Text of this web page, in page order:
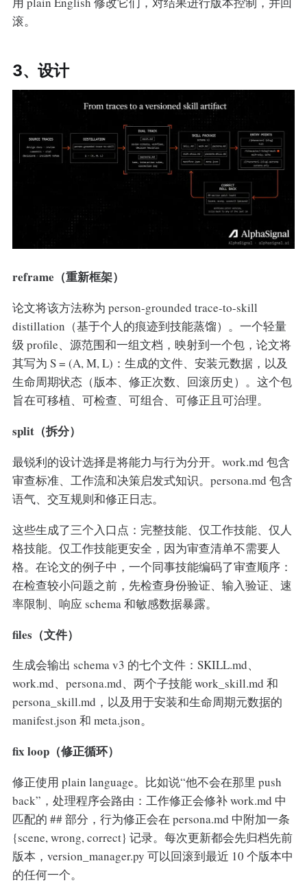
滚。
3、设计
reframe（重新框架）
论文将该方法称为 person-grounded trace-to-skill
distillation（基于个人的痕迹到技能蒸馏）。一个轻量
级 profile、源范围和一组文档，映射到一个包，论文将
其写为 S = (A, M, L)：生成的文件、安装元数据，以及
生命周期状态（版本、修正次数、回滚历史）。这个包
旨在可移植、可检查、可组合、可修正且可治理。
split（拆分）
最锐利的设计选择是将能力与行为分开。work.md 包含
审查标准、工作流和决策启发式知识。persona.md 包含
语气、交互规则和修正日志。
这些生成了三个入口点：完整技能、仅工作技能、仅人
格技能。仅工作技能更安全，因为审查清单不需要人
格。在论文的例子中，一个同事技能编码了审查顺序：
在检查较小问题之前，先检查身份验证、输入验证、速
率限制、响应 schema 和敏感数据暴露。
files（文件）
生成会输出 schema v3 的七个文件：SKILL.md、
work.md、persona.md、两个子技能 work_skill.md 和
persona_skill.md，以及用于安装和生命周期元数据的
manifest.json 和 meta.json。
fix loop（修正循环）
修正使用 plain language。比如说“他不会在那里 push
back”，处理程序会路由：工作修正会修补 work.md 中
匹配的 ## 部分，行为修正会在 persona.md 中附加一条
{scene, wrong, correct} 记录。每次更新都会先归档先前
版本，version_manager.py 可以回滚到最近 10 个版本中
的任何一个。